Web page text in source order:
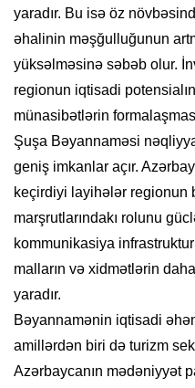
yaradır. Bu isə öz
əhalinin məşğulluğunun
yüksəlməsinə səbəb olur.
regionun iqtisadi
münasibətlərin
Şuşa Bəyannaməsi
geniş imkanlar açır.
keçirdiyi layihələr regionun
marşrutlarındakı rolunu
kommunikasiya
malların və xidmətlərin
yaradır.
Bəyannamənin iqtisadi
amillərdən biri də turizm
Azərbaycanın mədəniyyət